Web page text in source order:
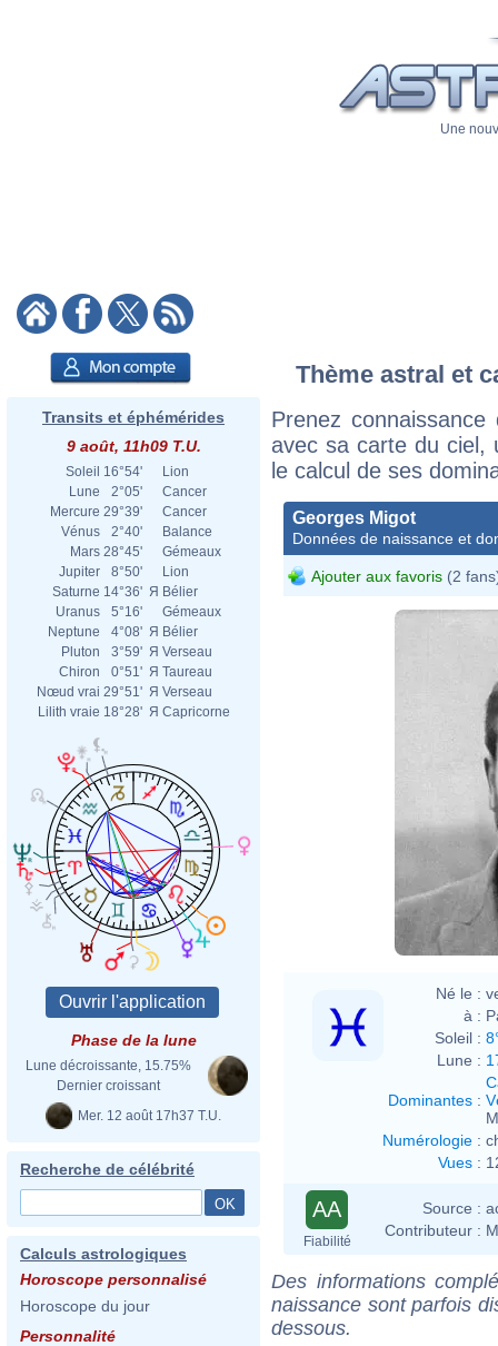
Une
Transits et éphémérides
9 août, 11h09 T.U.
Soleil 16°54'
Lion
Lune
2°05'
Cancer
Mercure 29°39'
Cancer
Vénus
2°40'
Balance
Mars 28°45'
Gémeaux
Jupiter
8°50'
Lion
Saturne 14°36' Я Bélier
Uranus
5°16'
Gémeaux
Neptune
4°08' Я Bélier
Pluton
3°59' Я Verseau
Chiron
0°51' Я Taureau
Nœud vrai 29°51' Я Verseau
Lilith vraie 18°28' Я Capricorne
Phase de la lune
Lune décroissante, 15.75%
Dernier croissant
Mer. 12 août 17h37 T.U.
Recherche de célébrité
Calculs astrologiques
Horoscope personnalisé
Horoscope du jour
Personnalité
Thème astral et
Prenez
avec sa carte du ciel,
le calcul de ses
Georges Migot
Données de naissance et
Ajouter aux favoris (2
Né le :
à :
Soleil :
Lune :
Dominantes :
Numérologie :
Vues :
AA
Fiabilité
Source :
Contributeur :
Des informations
naissance sont parfois
dessous.